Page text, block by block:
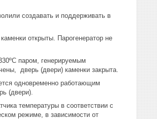
создавать и поддерживать в
открыты. Парогенератор не
паром, генерируемым
дверь (двери) каменки закрыта.
одновременно работающим
(двери).
температуры в соответствии с
режиме, в зависимости от